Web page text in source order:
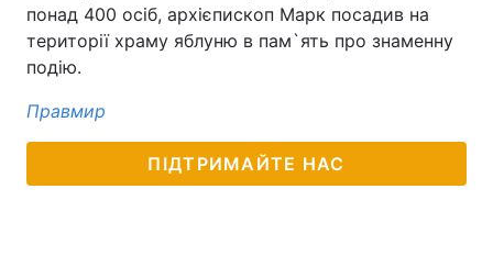
понад 400 осіб, архієпископ Марк посадив на
території храму яблуню в пам`ять про знаменну
подію.
Правмир
ПІДТРИМАЙТЕ НАС